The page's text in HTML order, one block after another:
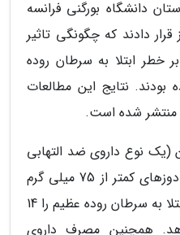
دانشگاه بورگنی فرانسه
قرار دادند که چگونگی تاثیر
خطر ابتلا به سرطان روده
بودند. نتایج این مطالعات
(یک نوع داروی ضد التهابی
غیر استروئیدی یا NSAID) با دوزهای کمتر از 75 میلی گرم
تا 325 میلی گرم در روز خطر ابتلا به سرطان روده عظیم را 14
همچنین مصرف داروی